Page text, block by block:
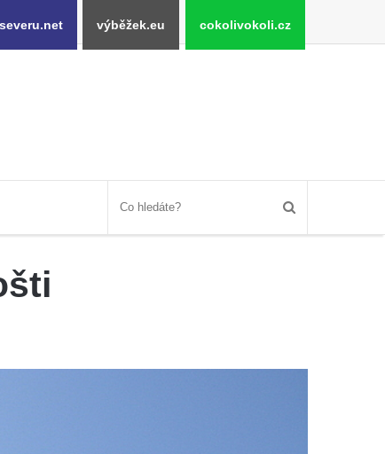
výběžek.eu cokolivokoli.cz